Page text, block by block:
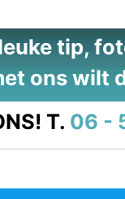
tip,
ons wilt
T. 06 -